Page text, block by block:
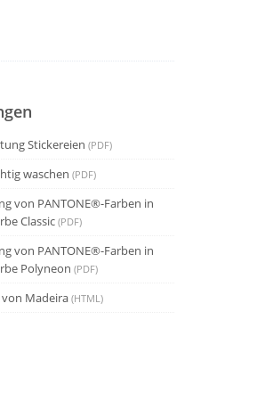
Stickereien (PDF)
waschen (PDF)
von PANTONE®-Farben in
Classic (PDF)
von PANTONE®-Farben in
Polyneon (PDF)
Madeira (HTML)